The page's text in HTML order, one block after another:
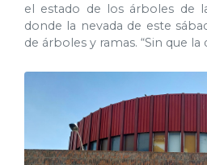
el estado de los árboles de
donde la nevada de este
de árboles y ramas. “Sin que la